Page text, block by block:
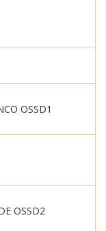
OSSD1
OSSD2